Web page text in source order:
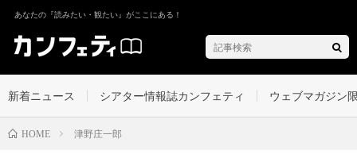
あなたの『読みたい・観たい』がここにある！
新着ニュース シアター情報誌カンフェティ ウェブマガジン
HOME 津野庄一郎